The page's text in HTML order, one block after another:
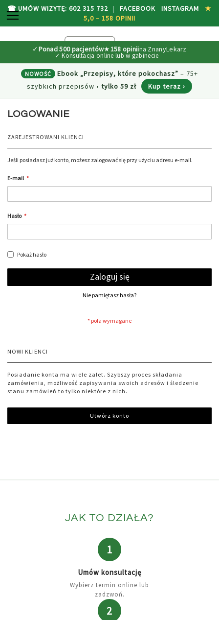
☎ UMÓW WIZYTĘ: 602 315 732 | FACEBOOK INSTAGRAM
★
5,0 – 158 OPINII
SEARCH
✓Ponad 500 pacjentów★158 opiniina ZnanyLekarz
NOWOŚĆ Ebook „Przepisy, które pokochasz” – 75+
szybkich przepisów • tylko 59 zł Kup teraz ›
LOGOWANIE
ZAREJESTROWANI KLIENCI
Jeśli posiadasz już konto, możesz zalogować się przy użyciu adresu e-mail.
E-mail
Hasło
Pokaż hasło
Zaloguj się
Nie pamiętasz hasła?
NOWI KLIENCI
Posiadanie konta ma wiele zalet. Szybszy proces składania
zamówienia, możliwość zapisywania swoich adresów i śledzenie
stanu zamówień to tylko niektóre z nich.
Utwórz konto
JAK TO DZIAŁA?
1
Umów konsultację
Wybierz termin online lub
zadzwoń.
2